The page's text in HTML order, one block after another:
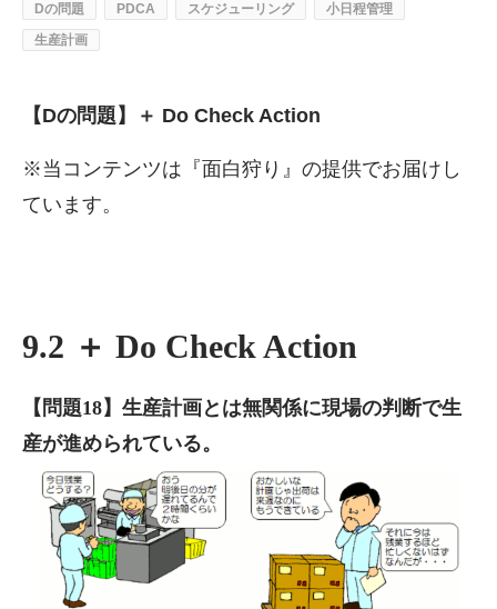
Dの問題 PDCA スケジューリング
小日程管理
生産計画
【Dの問題】＋ Do Check Action
※当コンテンツは 『面白狩り』 の提供でお届けし
ています。
9.2 ＋ Do Check Action
【問題18】生産計画とは無関係に現場の判断で生
産が進められている。